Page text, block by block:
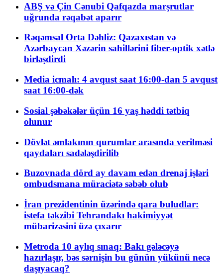
ABŞ və Çin Cənubi Qafqazda marşrutlar
uğrunda rəqabət aparır
Rəqəmsal Orta Dəhliz: Qazaxıstan və
Azərbaycan Xəzərin sahillərini fiber-optik xətlə
birləşdirdi
Media icmalı: 4 avqust saat 16:00-dan 5 avqust
saat 16:00-dək
Sosial şəbəkələr üçün 16 yaş həddi tətbiq
olunur
Dövlət əmlakının qurumlar arasında verilməsi
qaydaları sadələşdirilib
Buzovnada dörd ay davam edən drenaj işləri
ombudsmana müraciətə səbəb olub
İran prezidentinin üzərində qara buludlar:
istefa təkzibi Tehrandakı hakimiyyət
mübarizəsini üzə çıxarır
Metroda 10 aylıq sınaq: Bakı gələcəyə
hazırlaşır, bəs sərnişin bu günün yükünü necə
daşıyacaq?